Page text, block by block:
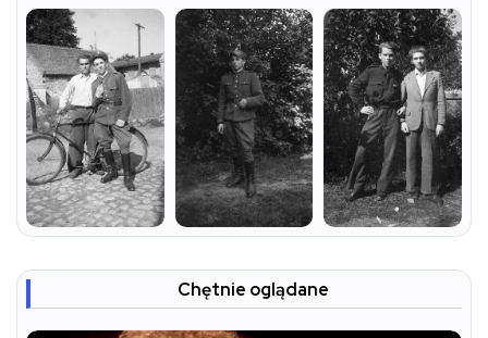
Chętnie oglądane